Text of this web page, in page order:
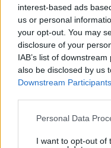
interest-based ads
us or personal
your opt-out. You may
disclosure of your
IAB’s list of
also be disclosed by us
Downstream Participants
Please note that this
not limited to your visit
Personal Data
I want to opt-out of
Η Λίλα Μπακλέση
της παιδί, δείτε
περί... λαού και
07.08.2026, 22:23
Βάλθηκε να τρελάνει
δηλώνει ότι πληροί τα